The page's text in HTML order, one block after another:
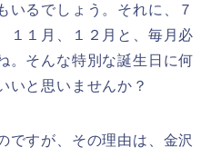
いるでしょう。それに、７
１１月、１２月と、毎月必
。そんな特別な誕生日に何
いと思いませんか？
ですが、その理由は、金沢